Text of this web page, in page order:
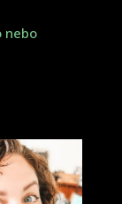
nebo